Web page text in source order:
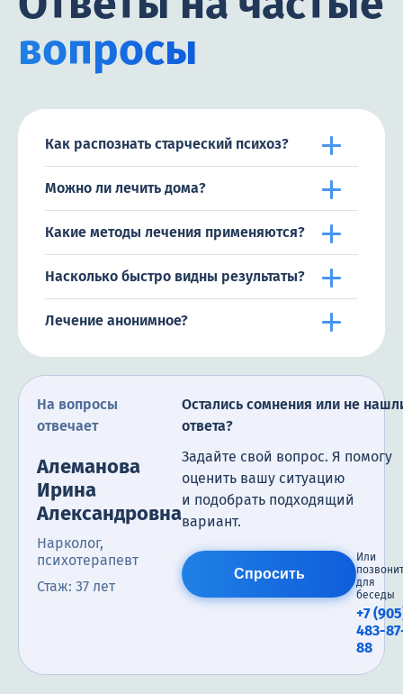
вопросы
Как распознать старческий психоз?
Можно ли лечить дома?
Какие методы лечения применяются?
Насколько быстро видны результаты?
Лечение анонимное?
На вопросы
отвечает
Алеманова
Ирина
Александровна
Нарколог,
психотерапевт
Стаж: 37 лет
Остались сомнения или не
ответа?
Задайте свой вопрос. Я помогу
оценить вашу ситуацию
и подобрать подходящий
вариант.
Спросить
Или
для
беседы
+7
483-
88